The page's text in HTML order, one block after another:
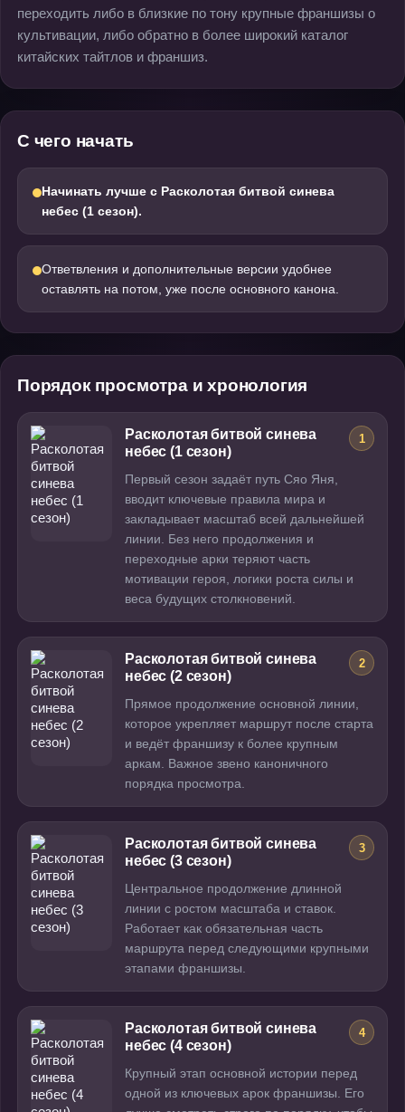
переходить либо в близкие по тону крупные франшизы о
культивации, либо обратно в более широкий каталог
китайских тайтлов и франшиз.
С чего начать
Начинать лучше с Расколотая битвой синева
небес (1 сезон).
Ответвления и дополнительные версии удобнее
оставлять на потом, уже после основного канона.
Порядок просмотра и хронология
Расколотая битвой синева
небес (1 сезон)
1
Первый сезон задаёт путь Сяо Яня,
вводит ключевые правила мира и
закладывает масштаб всей дальнейшей
линии. Без него продолжения и
переходные арки теряют часть
мотивации героя, логики роста силы и
веса будущих столкновений.
Расколотая битвой синева
небес (2 сезон)
2
Прямое продолжение основной линии,
которое укрепляет маршрут после старта
и ведёт франшизу к более крупным
аркам. Важное звено каноничного
порядка просмотра.
Расколотая битвой синева
небес (3 сезон)
3
Центральное продолжение длинной
линии с ростом масштаба и ставок.
Работает как обязательная часть
маршрута перед следующими крупными
этапами франшизы.
Расколотая битвой синева
небес (4 сезон)
4
Крупный этап основной истории перед
одной из ключевых арок франшизы. Его